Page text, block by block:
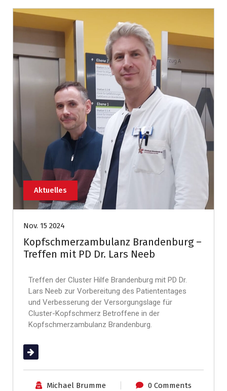
Aktuelles
Nov. 15 2024
Kopfschmerzambulanz Brandenburg –
Treffen mit PD Dr. Lars Neeb
Treffen der Cluster Hilfe Brandenburg mit PD Dr.
Lars Neeb zur Vorbereitung des Patiententages
und Verbesserung der Versorgungslage für
Cluster-Kopfschmerz Betroffene in der
Kopfschmerzambulanz Brandenburg.
(mehr …)
Michael Brumme 0 Comments